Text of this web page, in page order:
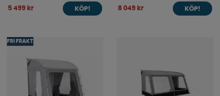
5 499 kr KÖP! 8 049 kr KÖP!
FRI FRAKT